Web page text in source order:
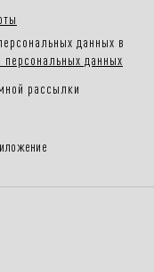
данных в
персональных данных
рассылки